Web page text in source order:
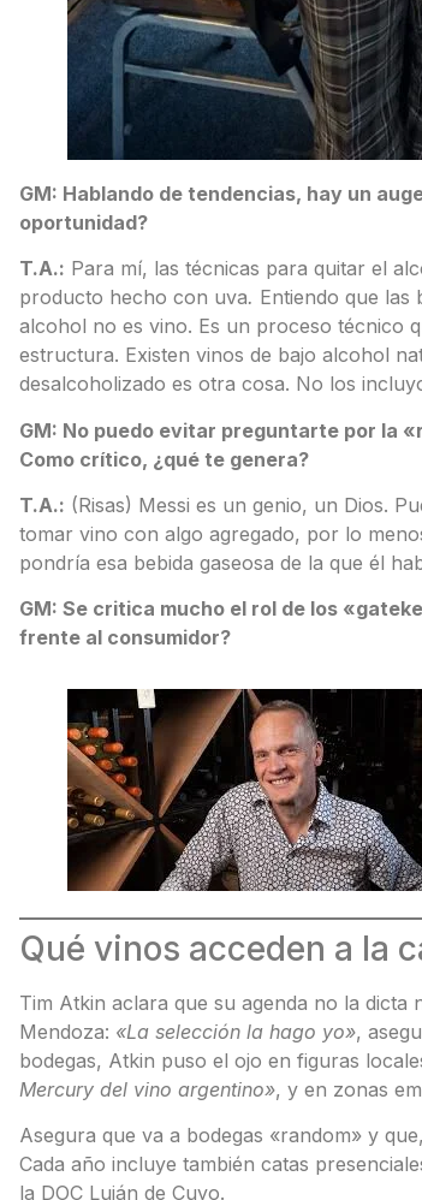
GM: Hablando de tendencias, hay un
oportunidad?
T.A.: Para mí, las técnicas para quitar el
producto hecho con uva. Entiendo que las
alcohol no es vino. Es un proceso técnico
estructura. Existen vinos de bajo alcohol
desalcoholizado es otra cosa. No los
GM: No puedo evitar preguntarte por la
Como crítico, ¿qué te genera?
T.A.: (Risas) Messi es un genio, un Dios.
tomar vino con algo agregado, por lo
pondría esa bebida gaseosa de la que él
GM: Se critica mucho el rol de los
frente al consumidor?
Qué vinos acceden a la
Tim Atkin aclara que su agenda no la
Mendoza: «La selección la hago yo»,
bodegas, Atkin puso el ojo en figuras
Mercury del vino argentino», y en zonas
Asegura que va a bodegas «random» y
Cada año incluye también catas
la DOC Luján de Cuyo.